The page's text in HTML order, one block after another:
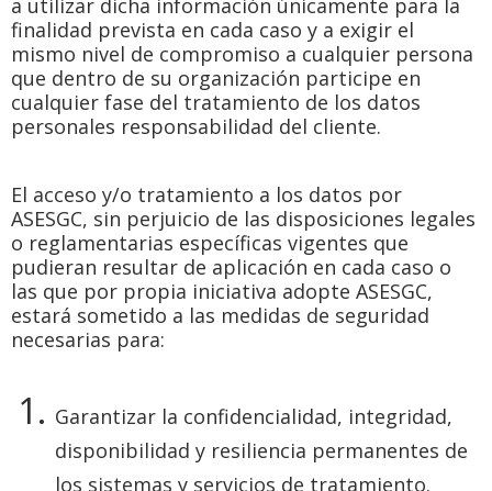
finalidad prevista en cada caso y a exigir el
mismo nivel de compromiso a cualquier persona
que dentro de su organización participe en
cualquier fase del tratamiento de los datos
personales responsabilidad del cliente.
El acceso y/o tratamiento a los datos por
ASESGC, sin perjuicio de las disposiciones legales
o reglamentarias específicas vigentes que
pudieran resultar de aplicación en cada caso o
las que por propia iniciativa adopte ASESGC,
estará sometido a las medidas de seguridad
necesarias para:
Garantizar la confidencialidad, integridad,
disponibilidad y resiliencia permanentes de
los sistemas y servicios de tratamiento.